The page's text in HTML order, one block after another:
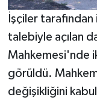
İşçiler
talebiyle açılan
Mahkemesi'nde
görüldü.
değişikliğini